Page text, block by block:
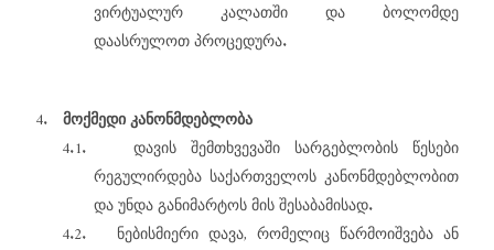
ვირტუალურ
კალათში და
ბოლომდე
დაასრულოთ პროცედურა.
4. მოქმედი კანონმდებლობა
4.1. დავის შემთხვევაში სარგებლობის
წესები
რეგულირდება საქართველოს კანონმდებლობით
და უნდა განიმარტოს მის შესაბამისად.
4.2.
ნებისმიერი დავა, რომელიც წარმოიშვება
ან